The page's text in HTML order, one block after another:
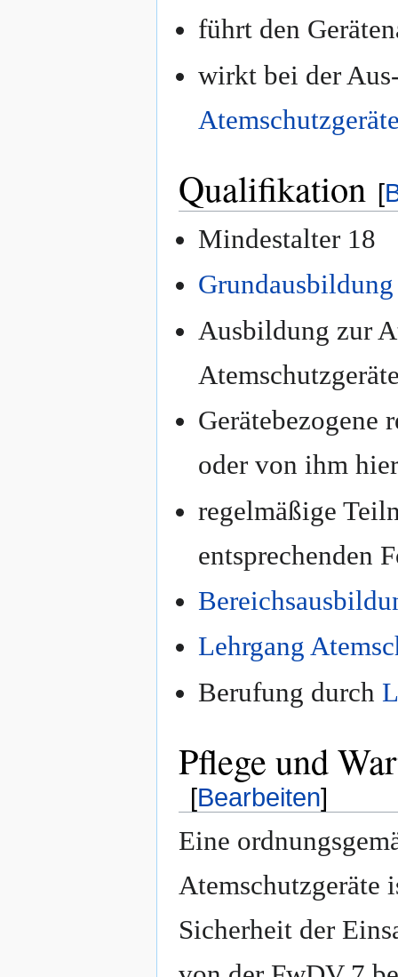
führt den
wirkt bei der
Qualifikation [
Mindestalter 18
Grundausbildung
Ausbildung zur
Gerätebezogene
oder von ihm
regelmäßige
entsprechenden
Lehrgang
Berufung durch
Pflege und
[Bearbeiten]
Eine
Atemschutzgeräte
Sicherheit der